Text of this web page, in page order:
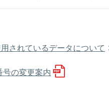
されているデータについて
の変更案内